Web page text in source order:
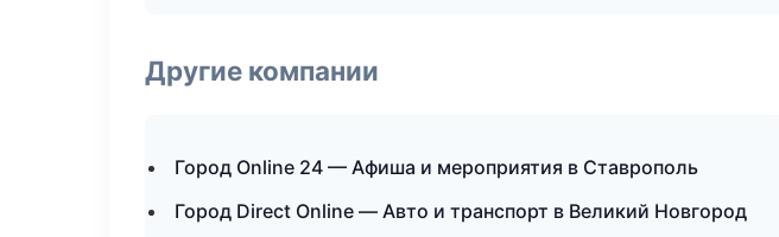
Другие компании
Город Online 24 — Афиша и мероприятия в Ставрополь
Город Direct Online — Авто и транспорт в Великий Новгород